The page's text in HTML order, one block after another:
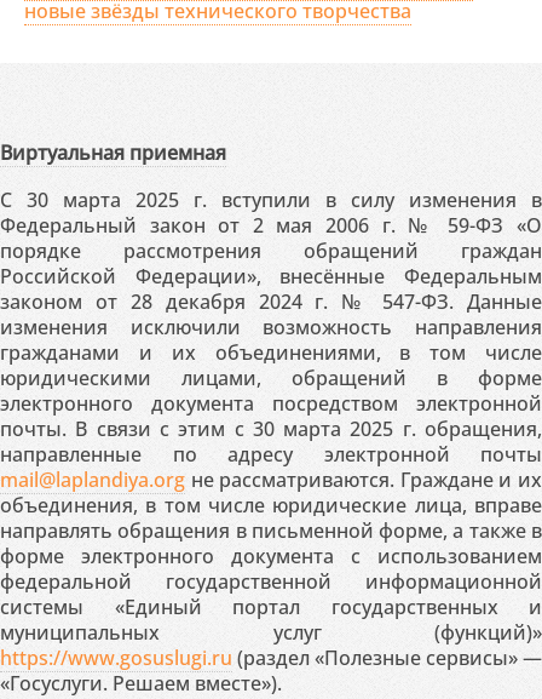
новые звёзды технического творчества
Виртуальная приемная
С 30 марта 2025 г. вступили в силу изменения в
Федеральный закон от 2 мая 2006 г. № 59-ФЗ «О
порядке рассмотрения обращений граждан
Российской Федерации», внесённые Федеральным
законом от 28 декабря 2024 г. № 547-ФЗ. Данные
изменения исключили возможность направления
гражданами и их объединениями, в том числе
юридическими лицами, обращений в форме
электронного документа посредством электронной
почты. В связи с этим с 30 марта 2025 г. обращения,
направленные по адресу электронной почты
mail@laplandiya.org не рассматриваются. Граждане и их
объединения, в том числе юридические лица, вправе
направлять обращения в письменной форме, а также в
форме электронного документа с использованием
федеральной государственной информационной
системы «Единый портал государственных и
муниципальных услуг (функций)»
https://www.gosuslugi.ru (раздел «Полезные сервисы» —
«Госуслуги. Решаем вместе»).